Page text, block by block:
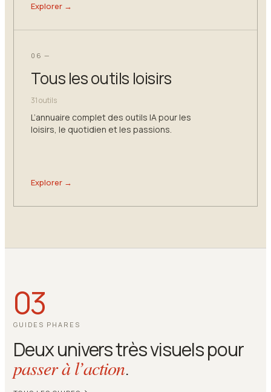
Explorer →
06 —
Tous les outils loisirs
31 outils
L’annuaire complet des outils IA pour les
loisirs, le quotidien et les passions.
Explorer →
03
GUIDES PHARES
Deux univers très visuels pour
passer à l’action.